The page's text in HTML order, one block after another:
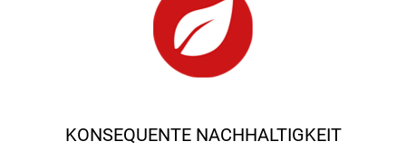
KONSEQUENTE NACHHALTIGKEIT